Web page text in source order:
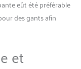
simplement
sans fil !
: Vos
LED 9
eût été préférable
des gants afin
et